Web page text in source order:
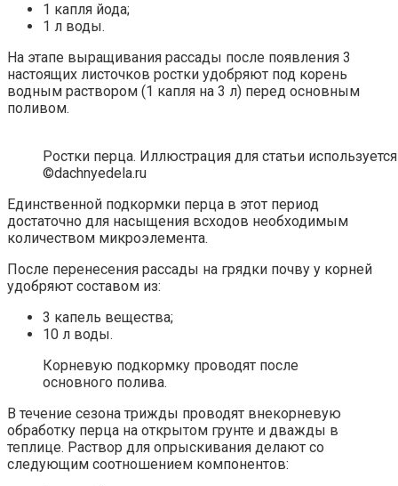
1 капля йода;
1 л воды.
На этапе выращивания рассады после появления 3
настоящих листочков ростки удобряют под корень
водным раствором (1 капля на 3 л) перед основным
поливом.
Ростки перца. Иллюстрация для статьи
©dachnyedela.ru
Единственной подкормки перца в этот период
достаточно для насыщения всходов необходимым
количеством микроэлемента.
После перенесения рассады на грядки почву у корней
удобряют составом из:
3 капель вещества;
10 л воды.
Корневую подкормку проводят после
основного полива.
В течение сезона трижды проводят внекорневую
обработку перца на открытом грунте и дважды в
теплице. Раствор для опрыскивания делают со
следующим соотношением компонентов: